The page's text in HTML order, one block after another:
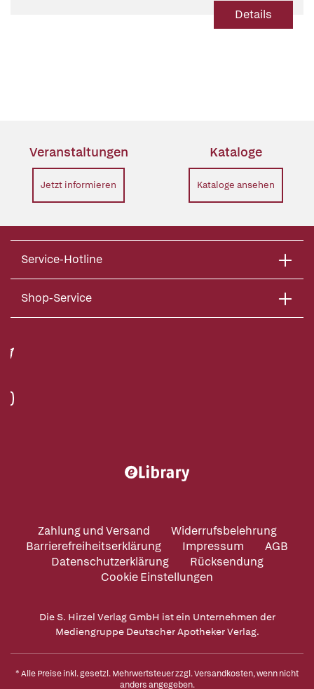
Details
Veranstaltungen
Jetzt informieren
Kataloge
Kataloge ansehen
Service-Hotline
Shop-Service
Zahlung und Versand
Widerrufsbelehrung
Barrierefreiheitserklärung
Impressum
AGB
Datenschutzerklärung
Rücksendung
Cookie Einstellungen
Die S. Hirzel Verlag GmbH ist ein Unternehmen der
Mediengruppe Deutscher Apotheker Verlag.
* Alle Preise inkl. gesetzl. Mehrwertsteuer zzgl.Versandkosten, wenn nicht
anders angegeben.